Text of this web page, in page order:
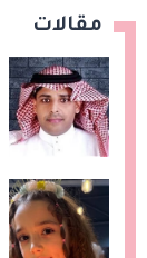
مقالات